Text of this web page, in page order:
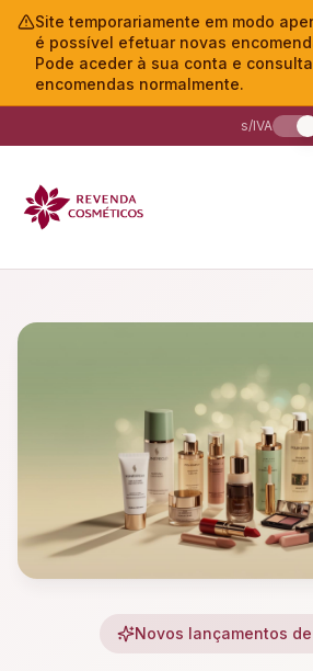
Site temporariamente em modo
é possível efetuar novas
Pode aceder à sua conta e
encomendas normalmente.
s/IVA
Novos lançamentos